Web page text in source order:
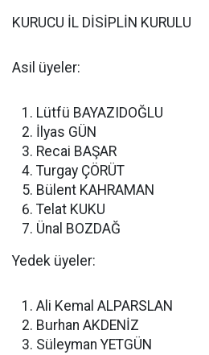
KURUCU İL DİSİPLİN KURULU
Asil üyeler:
Lütfü BAYAZIDOĞLU
İlyas GÜN
Recai BAŞAR
Turgay ÇÖRÜT
Bülent KAHRAMAN
Telat KUKU
Ünal BOZDAĞ
Yedek üyeler:
Ali Kemal ALPARSLAN
Burhan AKDENİZ
Süleyman YETGÜN